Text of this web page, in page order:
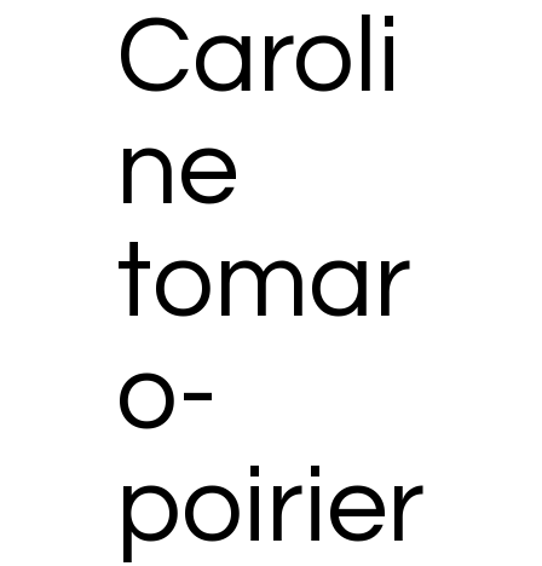
Caroli
ne
tomar
o-
poirier